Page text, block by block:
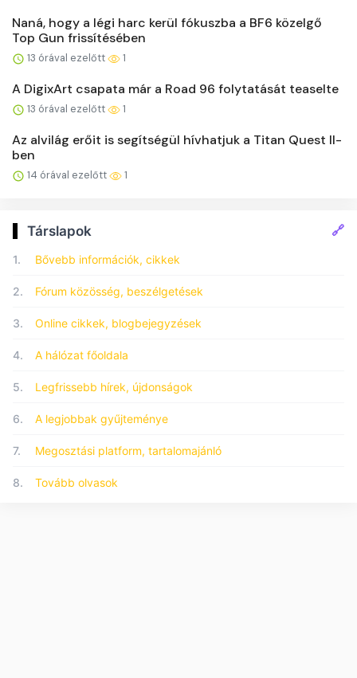
Naná, hogy a légi harc kerül fókuszba a BF6 közelgő
Top Gun frissítésében
13 órával ezelőtt 1
A DigixArt csapata már a Road 96 folytatását teaselte
13 órával ezelőtt 1
Az alvilág erőit is segítségül hívhatjuk a Titan Quest II-
ben
14 órával ezelőtt 1
Társlapok 🔗
1. Bővebb információk, cikkek
2. Fórum közösség, beszélgetések
3. Online cikkek, blogbejegyzések
4. A hálózat főoldala
5. Legfrissebb hírek, újdonságok
6. A legjobbak gyűjteménye
7. Megosztási platform, tartalomajánló
8. Tovább olvasok